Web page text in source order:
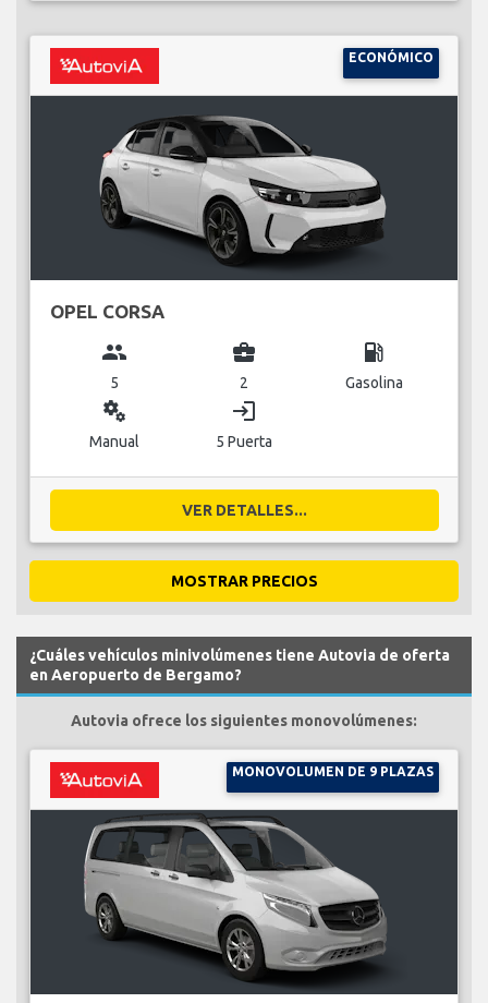
ECONÓMICO
OPEL CORSA
group
5
business_center
2
local_gas_station
Gasolina
miscellaneous_services
Manual
login
5 Puerta
VER DETALLES...
MOSTRAR PRECIOS
¿Cuáles vehículos minivolúmenes tiene Autovia de oferta
en Aeropuerto de Bergamo?
Autovia ofrece los siguientes monovolúmenes:
MONOVOLUMEN DE 9 PLAZAS